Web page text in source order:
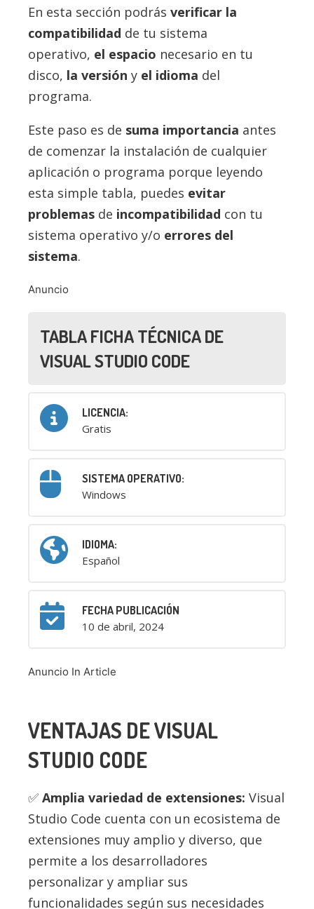
En esta sección podrás verificar la
compatibilidad de tu sistema
operativo, el espacio necesario en tu
disco, la versión y el idioma del
programa.
Este paso es de suma importancia antes
de comenzar la instalación de cualquier
aplicación o programa porque leyendo
esta simple tabla, puedes evitar
problemas de incompatibilidad con tu
sistema operativo y/o errores del
sistema.
Anuncio
TABLA FICHA TÉCNICA DE
VISUAL STUDIO CODE
LICENCIA:
Gratis
SISTEMA OPERATIVO:
Windows
IDIOMA:
Español
FECHA PUBLICACIÓN
10 de abril, 2024
Anuncio In Article
VENTAJAS DE VISUAL
STUDIO CODE
Amplia variedad de extensiones: Visual
Studio Code cuenta con un ecosistema de
extensiones muy amplio y diverso, que
permite a los desarrolladores
personalizar y ampliar sus
funcionalidades según sus necesidades